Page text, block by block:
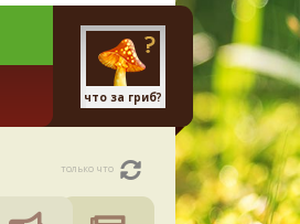
что за гриб?
только что